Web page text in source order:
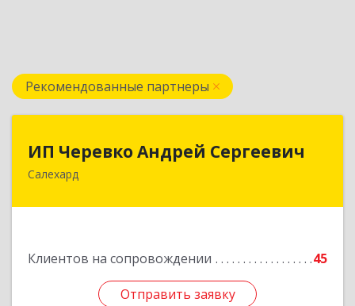
Рекомендованные партнеры
ИП Черевко Андрей Сергеевич
Салехард
Клиентов на сопровождении 45
Отправить заявку
ИП Черевко Андрей Сергеевич
629003, Ямало-Ненецкий АО, Салехард г,
Отправить заявку